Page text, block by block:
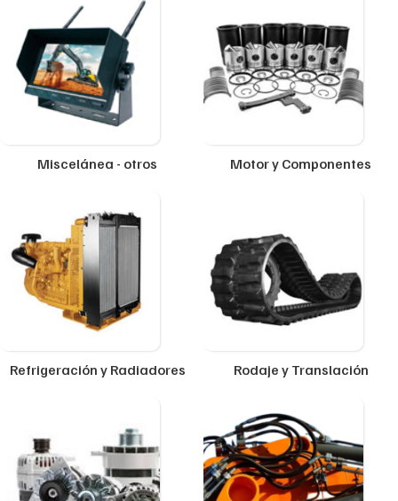
Miscelánea - otros Motor y Componentes
Refrigeración y Radiadores Rodaje y Translación